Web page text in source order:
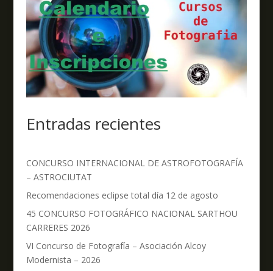
Entradas recientes
CONCURSO INTERNACIONAL DE ASTROFOTOGRAFÍA
– ASTROCIUTAT
Recomendaciones eclipse total día 12 de agosto
45 CONCURSO FOTOGRÁFICO NACIONAL SARTHOU
CARRERES 2026
VI Concurso de Fotografía – Asociación Alcoy
Modernista – 2026